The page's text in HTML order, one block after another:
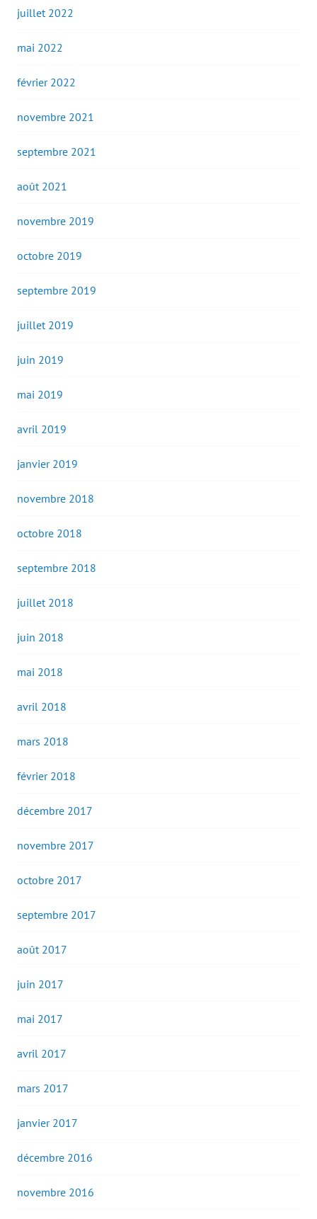
juillet 2022
mai 2022
février 2022
novembre 2021
septembre 2021
août 2021
novembre 2019
octobre 2019
septembre 2019
juillet 2019
juin 2019
mai 2019
avril 2019
janvier 2019
novembre 2018
octobre 2018
septembre 2018
juillet 2018
juin 2018
mai 2018
avril 2018
mars 2018
février 2018
décembre 2017
novembre 2017
octobre 2017
septembre 2017
août 2017
juin 2017
mai 2017
avril 2017
mars 2017
janvier 2017
décembre 2016
novembre 2016